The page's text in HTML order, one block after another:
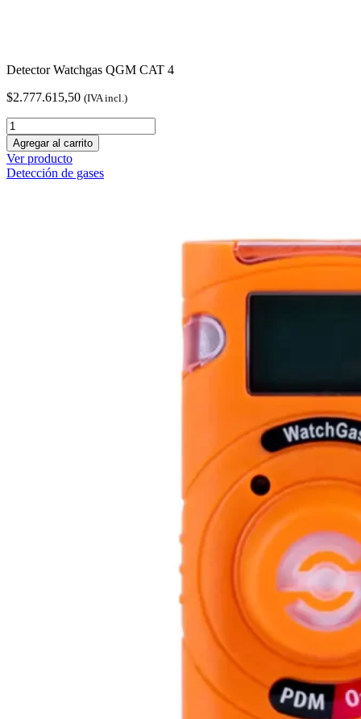
Detector Watchgas QGM CAT 4
$2.777.615,50 (IVA incl.)
Detector
Watchgas
QGM
CAT
4
Agregar al carrito
Ver producto
Detección de gases